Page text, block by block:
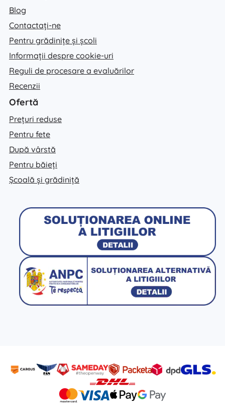
Blog
Contactați-ne
Pentru grădinițe și școli
Informații despre cookie-uri
Reguli de procesare a evaluărilor
Recenzii
Ofertă
Prețuri reduse
Pentru fete
După vârstă
Pentru băieți
Școală și grădiniță